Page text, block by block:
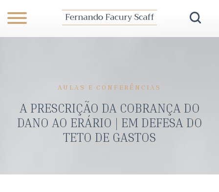
AULAS E CONFERÊNCIAS
A PRESCRIÇÃO DA COBRANÇA DO
DANO AO ERÁRIO | EM DEFESA DO
TETO DE GASTOS